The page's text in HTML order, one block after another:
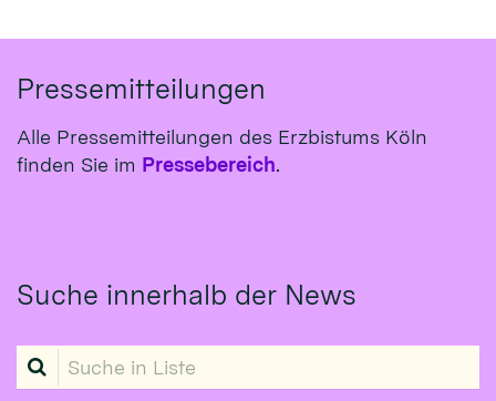
Pressemitteilungen
Alle Pressemitteilungen des Erzbistums Köln
finden Sie im Pressebereich.
Suche innerhalb der News
Suche in Liste